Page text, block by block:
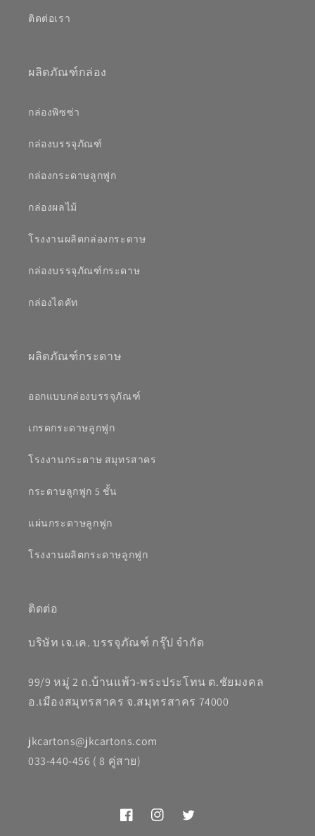
ติดต่อเรา
ผลิตภัณฑ์กล่อง
กล่องพิซซ่า
กล่องบรรจุภัณฑ์
กล่องกระดาษลูกฟูก
กล่องผลไม้
โรงงานผลิตกล่องกระดาษ
กล่องบรรจุภัณฑ์กระดาษ
กล่องไดคัท
ผลิตภัณฑ์กระดาษ
ออกแบบกล่องบรรจุภัณฑ์
เกรดกระดาษลูกฟูก
โรงงานกระดาษ สมุทรสาคร
กระดาษลูกฟูก 5 ชั้น
แผ่นกระดาษลูกฟูก
โรงงานผลิตกระดาษลูกฟูก
ติดต่อ
บริษัท เจ.เค. บรรจุภัณฑ์ กรุ๊ป จำกัด
99/9 หมู่ 2 ถ.บ้านแพ้ว-พระประโทน ต.ชัยมงคล
อ.เมืองสมุทรสาคร จ.สมุทรสาคร 74000
jkcartons@jkcartons.com
033-440-456 ( 8 คู่สาย)
FacebookInstagramTwitter